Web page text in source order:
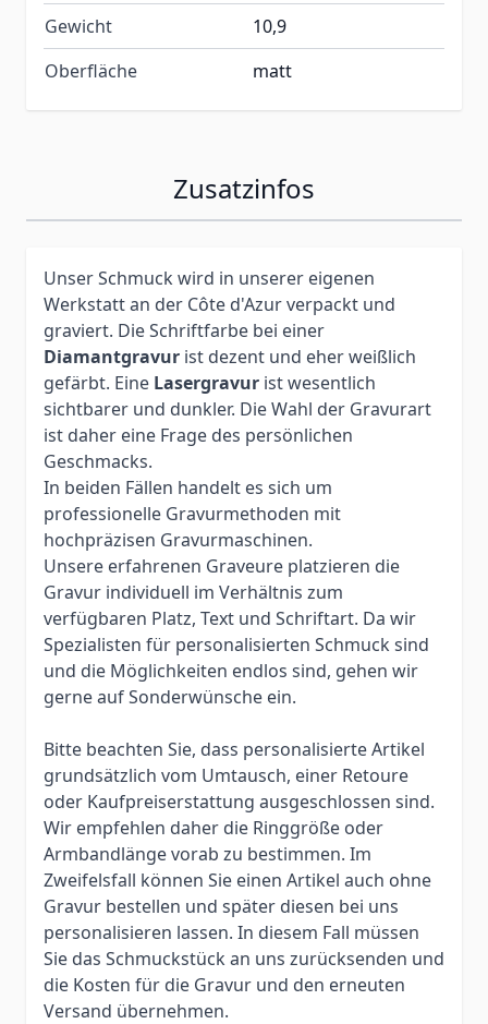
Gewicht
10,9
Oberfläche
matt
Zusatzinfos
Unser Schmuck wird in unserer eigenen
Werkstatt an der Côte d'Azur verpackt und
graviert. Die Schriftfarbe bei einer
Diamantgravur ist dezent und eher weißlich
gefärbt. Eine Lasergravur ist wesentlich
sichtbarer und dunkler. Die Wahl der Gravurart
ist daher eine Frage des persönlichen
Geschmacks.
In beiden Fällen handelt es sich um
professionelle Gravurmethoden mit
hochpräzisen Gravurmaschinen.
Unsere erfahrenen Graveure platzieren die
Gravur individuell im Verhältnis zum
verfügbaren Platz, Text und Schriftart. Da wir
Spezialisten für personalisierten Schmuck sind
und die Möglichkeiten endlos sind, gehen wir
gerne auf Sonderwünsche ein.
Bitte beachten Sie, dass personalisierte Artikel
grundsätzlich vom Umtausch, einer Retoure
oder Kaufpreiserstattung ausgeschlossen sind.
Wir empfehlen daher die Ringgröße oder
Armbandlänge vorab zu bestimmen. Im
Zweifelsfall können Sie einen Artikel auch ohne
Gravur bestellen und später diesen bei uns
personalisieren lassen. In diesem Fall müssen
Sie das Schmuckstück an uns zurücksenden und
die Kosten für die Gravur und den erneuten
Versand übernehmen.